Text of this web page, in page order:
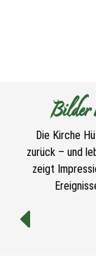
Bilder
Die Kirche
zurück – und
zeigt